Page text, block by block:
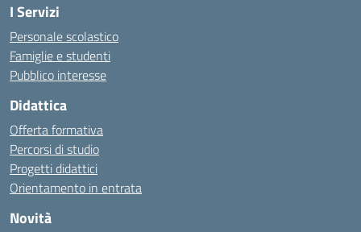
I Servizi
Personale scolastico
Famiglie e studenti
Pubblico interesse
Didattica
Offerta formativa
Percorsi di studio
Progetti didattici
Orientamento in entrata
Novità